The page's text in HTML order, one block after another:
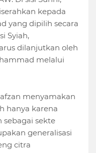
kepada
yang dipilih secara
Syiah,
dilanjutkan oleh
melalui
menyamakan
hanya karena
sebagai sekte
generalisasi
citra